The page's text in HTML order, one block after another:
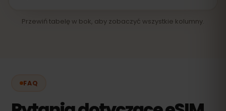
Przewiń tabelę w bok, aby zobaczyć wszystkie kolumny.
FAQ